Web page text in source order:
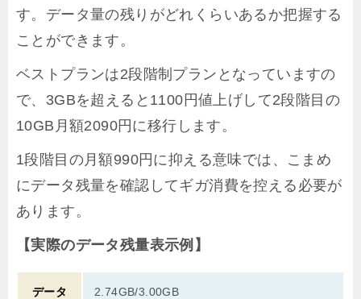
す。データ量の残りがどれくらいあるか把握する
ことができます。
ベストプランは2段階制プランとなっていますの
で、3GBを超えると1100円値上げして2段階目の
10GB月額2090円に移行します。
1段階目の月額990円に抑える意味では、こまめ
にデータ残量を確認してギガ消費を控える必要が
あります。
【実際のデータ残量表示例】
データ
2.74GB/3.00GB